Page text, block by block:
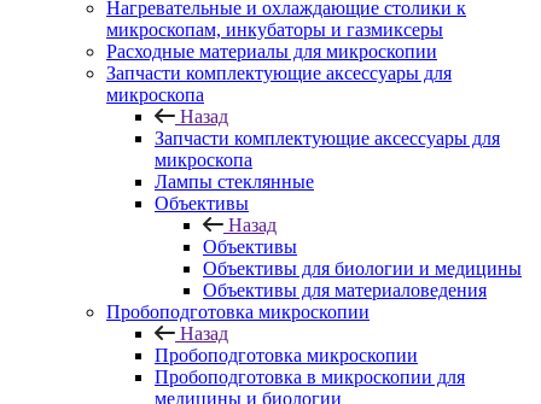
Нагревательные и охлаждающие столики к
микроскопам, инкубаторы и газмиксеры
Расходные материалы для микроскопии
Запчасти комплектующие аксессуары для
микроскопа
Назад
Запчасти комплектующие аксессуары для
микроскопа
Лампы стеклянные
Объективы
Назад
Объективы
Объективы для биологии и медицины
Объективы для материаловедения
Пробоподготовка микроскопии
Назад
Пробоподготовка микроскопии
Пробоподготовка в микроскопии для
медицины и биологии